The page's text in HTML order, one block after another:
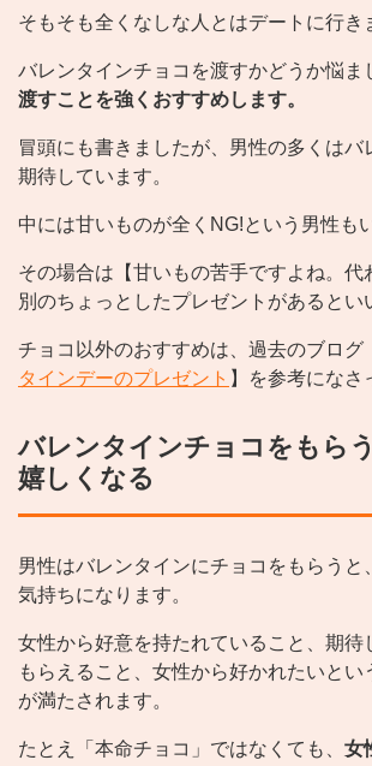
そもそも全くなしな人とはデートに行き
バレンタインチョコを渡すかどうか悩ま
渡すことを強くおすすめします。
冒頭にも書きましたが、男性の多くはバ
期待しています。
中には甘いものが全くNG!という男性も
その場合は【甘いもの苦手ですよね。代
別のちょっとしたプレゼントがあるとい
チョコ以外のおすすめは、過去のブログ
タインデーのプレゼント 】を参考になさ
バレンタインチョコをもら
嬉しくなる
男性はバレンタインにチョコをもらうと
気持ちになります。
女性から好意を持たれていること、期待
もらえること、女性から好かれたいとい
が満たされます。
たとえ「本命チョコ」ではなくても、 女